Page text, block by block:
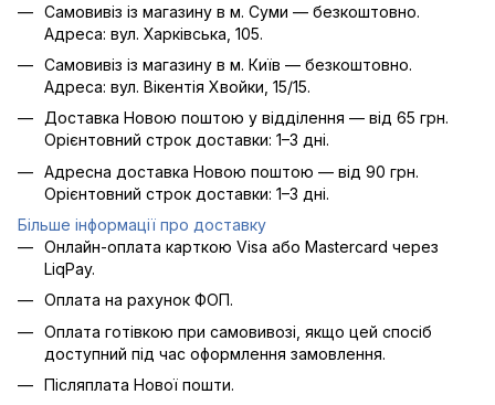
Самовивіз із магазину в м. Суми — безкоштовно.
Адреса: вул. Харківська, 105.
Самовивіз із магазину в м. Київ — безкоштовно.
Адреса: вул. Вікентія Хвойки, 15/15.
Доставка Новою поштою у відділення — від 65 грн.
Орієнтовний строк доставки: 1–3 дні.
Адресна доставка Новою поштою — від 90 грн.
Орієнтовний строк доставки: 1–3 дні.
Більше інформації про доставку
Онлайн-оплата карткою Visa або Mastercard через
LiqPay.
Оплата на рахунок ФОП.
Оплата готівкою при самовивозі, якщо цей спосіб
доступний під час оформлення замовлення.
Післяплата Нової пошти.